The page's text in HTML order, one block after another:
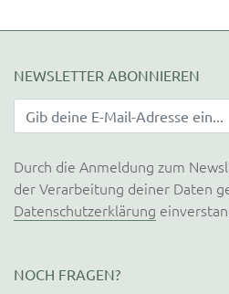
NEWSLETTER ABONNIEREN
Durch die Anmeldung zum
der Verarbeitung deiner Daten
Datenschutzerklärung
NOCH FRAGEN?